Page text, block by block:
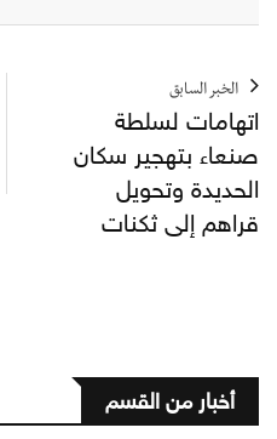
الخبر السابق
اتهامات لسلطة
صنعاء بتهجير سكان
الحديدة وتحويل
قراهم إلى ثكنات
أخبار من القسم